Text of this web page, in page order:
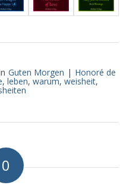
Guten Morgen | Honoré de
, leben, warum, weisheit,
0